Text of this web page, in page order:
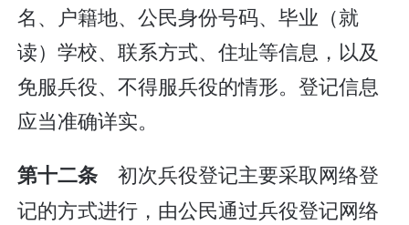
名、户籍地、公民身份号码、毕业（就
读）学校、联系方式、住址等信息，以及
免服兵役、不得服兵役的情形。登记信息
应当准确详实。
第十二条初次兵役登记主要采取网络登
记的方式进行，由公民通过兵役登记网络